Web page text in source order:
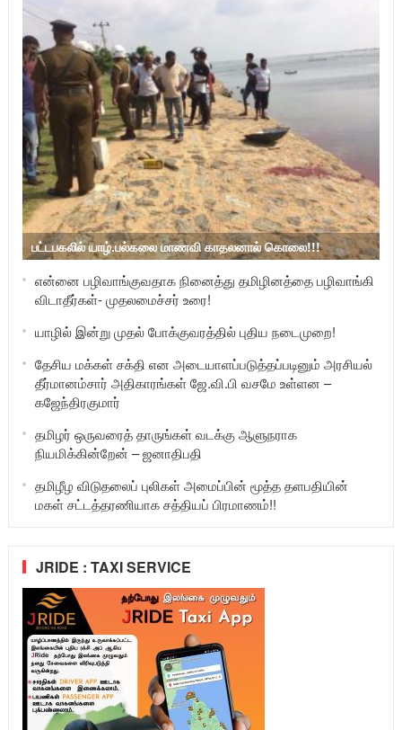
பட்டபகலில் யாழ்.பல்கலை மாணவி காதலனால் கொலை!!!
என்னை பழிவாங்குவதாக நினைத்து தமிழினத்தை பழிவாங்கி
விடாதீர்கள்- முதலமைச்சர் உரை!
யாழில் இன்று முதல் போக்குவரத்தில் புதிய நடைமுறை!
தேசிய மக்கள் சக்தி என அடையாளப்படுத்தப்படினும் அரசியல்
தீர்மானம்சார் அதிகாரங்கள் ஜே.வி.பி வசமே உள்ளன –
கஜேந்திரகுமார்
தமிழர் ஒருவரைத் தாருங்கள் வடக்கு ஆளுநராக
நியமிக்கின்றேன் – ஜனாதிபதி
தமிழீழ விடுதலைப் புலிகள் அமைப்பின் மூத்த தளபதியின்
மகள் சட்டத்தரணியாக சத்தியப் பிரமாணம்!!
JRIDE : TAXI SERVICE